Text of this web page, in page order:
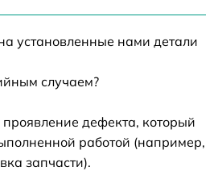
установленные нами детали
случаем?
дефекта, который
работой (например,
запчасти).